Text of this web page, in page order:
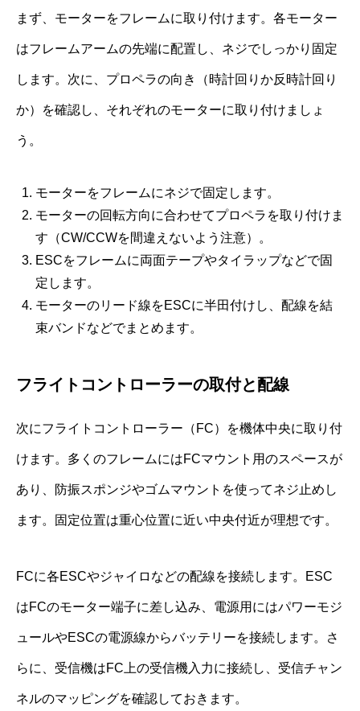
まず、モーターをフレームに取り付けます。各モーター
はフレームアームの先端に配置し、ネジでしっかり固定
します。次に、プロペラの向き（時計回りか反時計回り
か）を確認し、それぞれのモーターに取り付けましょ
う。
モーターをフレームにネジで固定します。
モーターの回転方向に合わせてプロペラを取り付けま
す（CW/CCWを間違えないよう注意）。
ESCをフレームに両面テープやタイラップなどで固
定します。
モーターのリード線をESCに半田付けし、配線を結
束バンドなどでまとめます。
フライトコントローラーの取付と配線
次にフライトコントローラー（FC）を機体中央に取り付
けます。多くのフレームにはFCマウント用のスペースが
あり、防振スポンジやゴムマウントを使ってネジ止めし
ます。固定位置は重心位置に近い中央付近が理想です。
FCに各ESCやジャイロなどの配線を接続します。ESC
はFCのモーター端子に差し込み、電源用にはパワーモジ
ュールやESCの電源線からバッテリーを接続します。さ
らに、受信機はFC上の受信機入力に接続し、受信チャン
ネルのマッピングを確認しておきます。